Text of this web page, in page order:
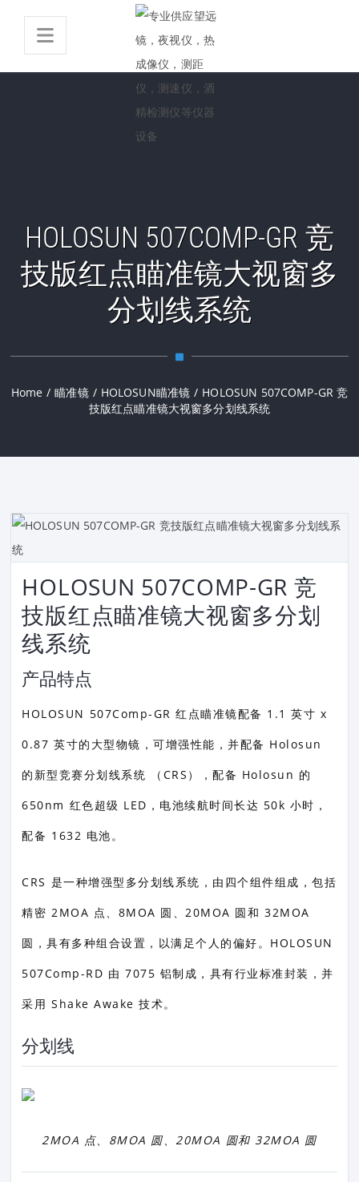
HOLOSUN 507COMP-GR 竞
技版红点瞄准镜大视窗多
分划线系统
Home / 瞄准镜 / HOLOSUN瞄准镜 / HOLOSUN 507COMP-GR 竞
技版红点瞄准镜大视窗多分划线系统
HOLOSUN 507COMP-GR 竞
技版红点瞄准镜大视窗多分划
线系统
产品特点
HOLOSUN 507Comp-GR 红点瞄准镜配备 1.1 英寸 x
0.87 英寸的大型物镜，可增强性能，并配备 Holosun
的新型竞赛分划线系统 （CRS），配备 Holosun 的
650nm 红色超级 LED，电池续航时间长达 50k 小时，
配备 1632 电池。
CRS 是一种增强型多分划线系统，由四个组件组成，包括
精密 2MOA 点、8MOA 圆、20MOA 圆和 32MOA
圆，具有多种组合设置，以满足个人的偏好。HOLOSUN
507Comp-RD 由 7075 铝制成，具有行业标准封装，并
采用 Shake Awake 技术。
分划线
2MOA 点、8MOA 圆、20MOA 圆和 32MOA 圆